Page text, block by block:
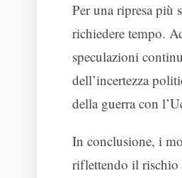
Per una ripresa più
richiedere tempo.
speculazioni
dell’incertezza
della guerra con
In conclusione, i
riflettendo il rischio